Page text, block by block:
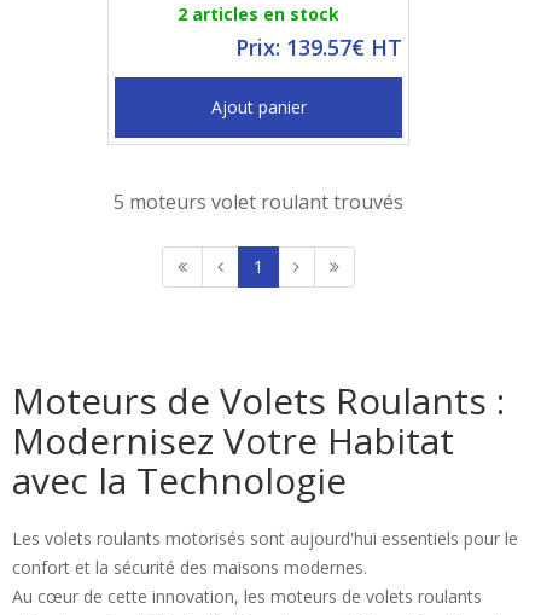
2 articles en stock
Prix: 139.57€ HT
Ajout panier
5 moteurs volet roulant trouvés
1
Moteurs de Volets Roulants :
Modernisez Votre Habitat
avec la Technologie
Les volets roulants motorisés sont aujourd'hui essentiels pour le
confort et la sécurité des maisons modernes.
Au cœur de cette innovation, les moteurs de volets roulants